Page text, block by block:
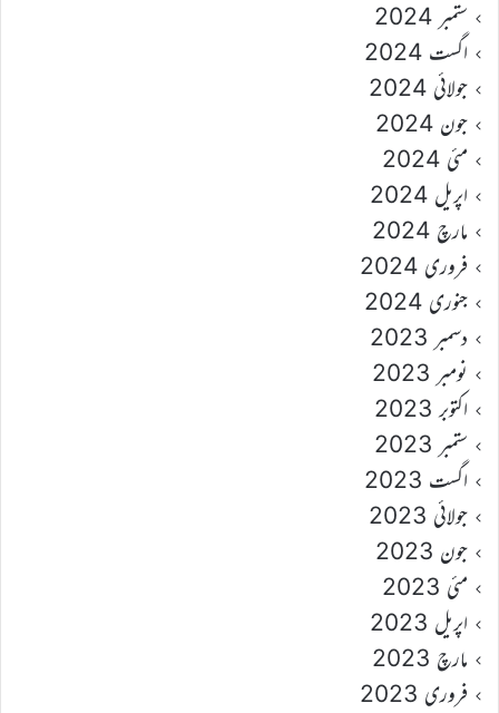
ستمبر 2024
اگست 2024
جولائی 2024
جون 2024
مئی 2024
اپریل 2024
مارچ 2024
فروری 2024
جنوری 2024
دسمبر 2023
نومبر 2023
اکتوبر 2023
ستمبر 2023
اگست 2023
جولائی 2023
جون 2023
مئی 2023
اپریل 2023
مارچ 2023
فروری 2023